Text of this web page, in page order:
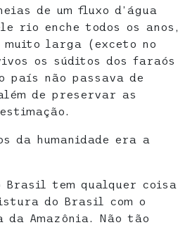
de um fluxo d’água
rio enche todos os anos,
larga (exceto no
os súditos dos faraós
país não passava de
de preservar as
da humanidade era a
Brasil tem qualquer coisa
do Brasil com o
Amazônia. Não tão